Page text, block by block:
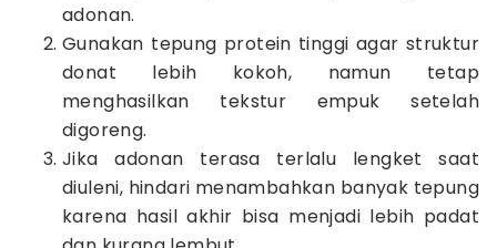
adonan.
Gunakan tepung protein tinggi agar struktur
donat lebih kokoh, namun tetap
menghasilkan tekstur empuk setelah
digoreng.
Jika adonan terasa terlalu lengket saat
diuleni, hindari menambahkan banyak tepung
karena hasil akhir bisa menjadi lebih padat